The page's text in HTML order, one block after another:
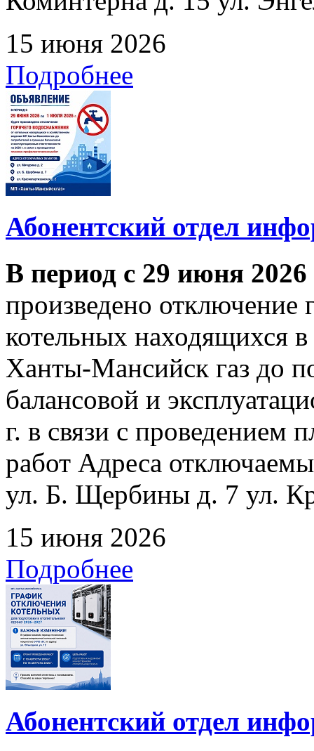
15 июня 2026
Подробнее
Абонентский отдел
В период с 29 июня
произведено отключение
котельных находящихся
Ханты-Мансийск газ до
балансовой и
г. в связи с проведением
работ Адреса
ул. Б. Щербины д. 7 ул.
15 июня 2026
Подробнее
Абонентский отдел